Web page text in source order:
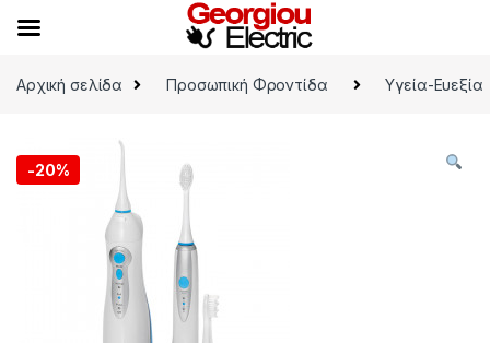
Αρχική σελίδα
Προσωπική Φροντίδα Υγεία-Ευεξία
-20%